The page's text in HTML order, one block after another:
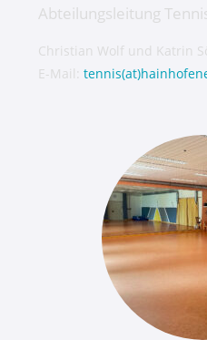
Abteilungsleitung
Christian Wolf und Katrin
E-Mail: